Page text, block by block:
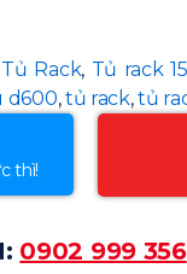
Tủ Rack, Tủ rack
d600,tủ rack,tủ
thì!
0902 999 356